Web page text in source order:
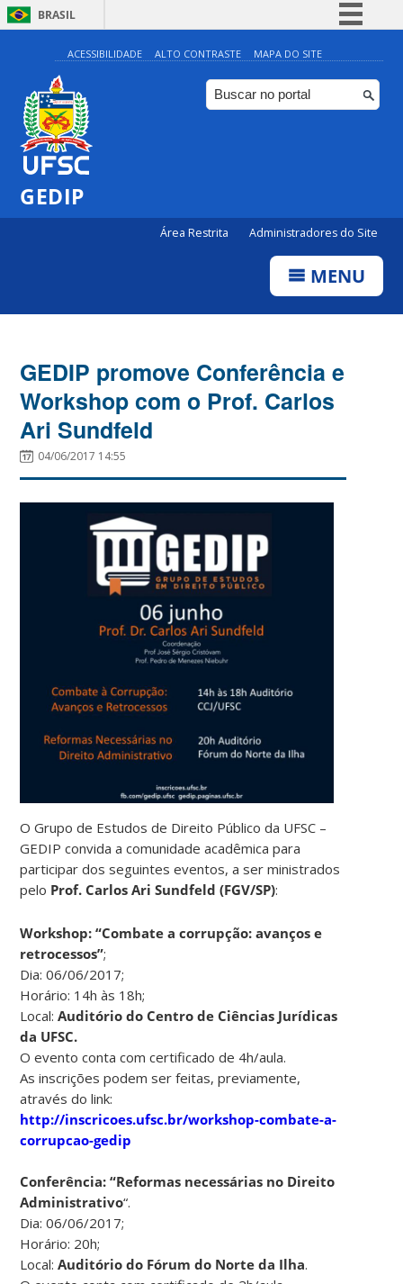
BRASIL
Simplifique!
Comunica BR
Participe
ACESSIBILIDADE ALTO CONTRASTE MAPA DO SITE
GEDIP
Área Restrita Administradores do Site
MENU
GEDIP promove Conferência e
Workshop com o Prof. Carlos
Ari Sundfeld
04/06/2017 14:55
O Grupo de Estudos de Direito Público da UFSC –
GEDIP convida a comunidade acadêmica para
participar dos seguintes eventos, a ser ministrados
pelo Prof. Carlos Ari Sundfeld (FGV/SP):
Workshop: “Combate a corrupção: avanços e
retrocessos”;
Dia: 06/06/2017;
Horário: 14h às 18h;
Local:Auditório do Centro de Ciências Jurídicas
da UFSC.
O evento conta com certificado de 4h/aula.
As inscrições podem ser feitas, previamente,
através do link:
http://inscricoes.ufsc.br/workshop-combate-a-
corrupcao-gedip
Conferência: “Reformas necessárias no Direito
Administrativo“.
Dia: 06/06/2017;
Horário: 20h;
Local:Auditório do Fórum do Norte da Ilha.